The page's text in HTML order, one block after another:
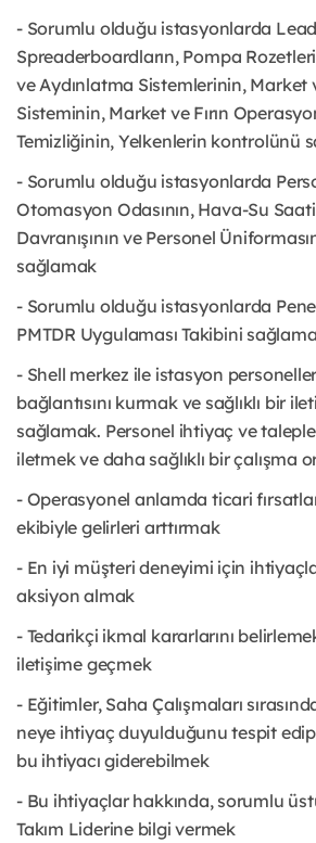
- Sorumlu olduğu istasyonlarda
Spreaderboardların, Pompa
ve Aydınlatma Sistemlerinin, Market
Sisteminin, Market ve Fırın
Temizliğinin, Yelkenlerin kontrolünü
- Sorumlu olduğu istasyonlarda
Otomasyon Odasının, Hava-Su
Davranışının ve Personel
sağlamak
- Sorumlu olduğu istasyonlarda
PMTDR Uygulaması Takibini
- Shell merkez ile istasyon
bağlantısını kurmak ve sağlıklı bir
sağlamak. Personel ihtiyaç ve
iletmek ve daha sağlıklı bir çalışma
- Operasyonel anlamda ticari
ekibiyle gelirleri arttırmak
- En iyi müşteri deneyimi için
aksiyon almak
- Tedarikçi ikmal kararlarını
iletişime geçmek
- Eğitimler, Saha Çalışmaları
neye ihtiyaç duyulduğunu tespit
bu ihtiyacı giderebilmek
- Bu ihtiyaçlar hakkında, sorumlu
Takım Liderine bilgi vermek